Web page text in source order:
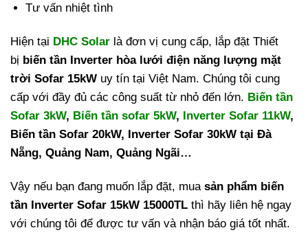
Tư vấn nhiệt tình
Hiện tại DHC Solar là đơn vị cung cấp, lắp đặt Thiết
bị biến tần Inverter hòa lưới điện năng lượng mặt
trời Sofar 15kW uy tín tại Việt Nam. Chúng tôi cung
cấp với đầy đủ các công suất từ nhỏ đến lớn. Biến tần
Sofar 3kW, Biến tần sofar 5kW, Inverter Sofar 11kW,
Biến tần Sofar 20kW, Inverter Sofar 30kW tại Đà
Nẵng, Quảng Nam, Quảng Ngãi…
Vậy nếu bạn đang muốn lắp đặt, muasản phẩm biến
tần Inverter Sofar 15kW 15000TL thì hãy liên hệ ngay
với chúng tôi để được tư vấn và nhận báo giá tốt nhất.